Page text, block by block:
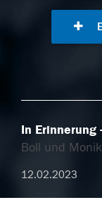
In Erinnerung
Boll und
12.02.2023